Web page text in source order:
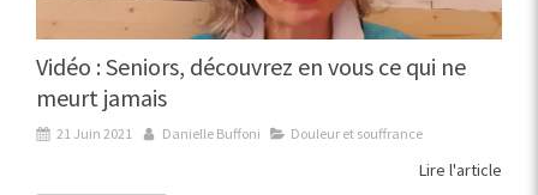
Vidéo : Seniors, découvrez en vous ce qui ne
meurt jamais
21 Juin 2021 Danielle Buffoni Douleur et souffrance
Lire l'article